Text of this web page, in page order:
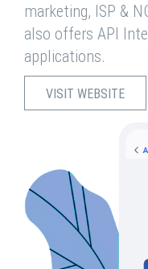
marketing, ISP &
also offers API
applications.
VISIT WEBSITE